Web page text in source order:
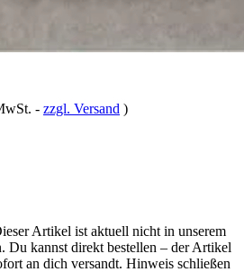
- zzgl. Versand )
Artikel ist aktuell nicht in unserem
Du kannst direkt bestellen – der Artikel
an dich versandt. Hinweis schließen